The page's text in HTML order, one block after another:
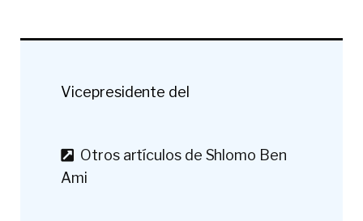
Vicepresidente del
Otros artículos de Shlomo Ben
Ami